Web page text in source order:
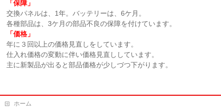
「保障」
交換パネルは、1年。バッテリーは、6ケ月。
各種部品は、3ケ月の部品不良の保障を付けています。
「価格」
年に３回以上の価格見直しをしています。
仕入れ価格の変動に伴い価格見直ししています。
主に新製品が出ると部品価格が少しづつ下がります。
ホーム